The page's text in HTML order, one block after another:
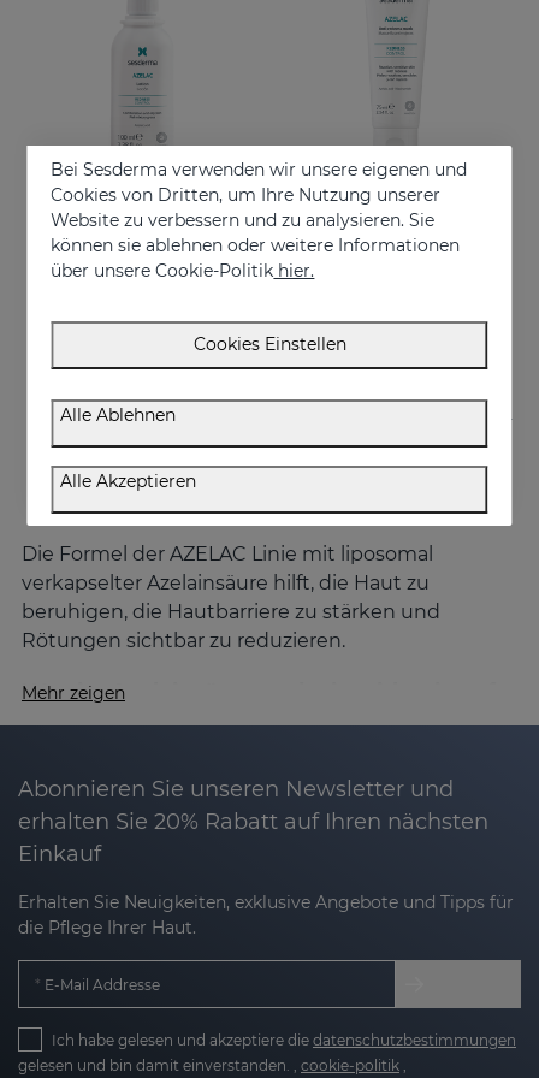
In den Warenkorb
AZELAC Lotion
In den Warenkorb
Die Formel der AZELAC Linie mit liposomal
verkapselter Azelainsäure hilft, die Haut zu
beruhigen, die Hautbarriere zu stärken und
Rötungen sichtbar zu reduzieren.
Was ist Azelainsäure und wie wirkt sie auf
vielfältigen dermatologischen Vorteilen:
Beruhigend:
Sebumregulierend:
Talgproduktion und normalisiert die
Verhornung.
Sanft depigmentierend:Hellt Pigmentflecken
auf und sorgt für ein gleichmäßigeres
Mehr zeigen
Abonnieren Sie unseren Newsletter und
erhalten Sie 20% Rabatt auf Ihren nächsten
Einkauf
Erhalten Sie Neuigkeiten, exklusive Angebote und Tipps für
die Pflege Ihrer Haut.
E-Mail Addresse
Ich habe gelesen und akzeptiere die datenschutzbestimmungen
gelesen und bin damit einverstanden. , cookie-politik
Bei Sesderma verwenden wir unsere eigenen und
Cookies von Dritten, um Ihre Nutzung unserer
Website zu verbessern und zu analysieren. Sie
können sie ablehnen oder weitere Informationen
über unsere Cookie-Politik hier.
Cookies Einstellen
Alle Ablehnen
Alle Akzeptieren